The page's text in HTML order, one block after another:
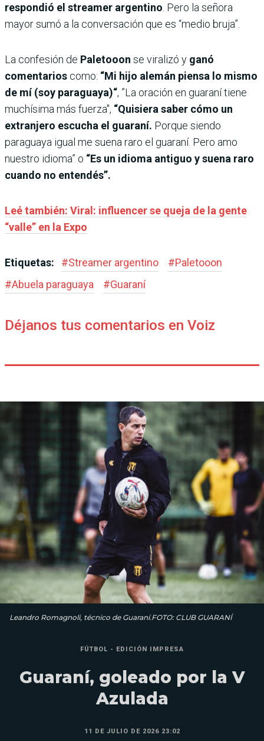
respondió el streamer argentino . Pero la señora
mayor sumó a la conversación que es “medio bruja”.
La confesión de Paletooon se viralizó y ganó
comentarios como: “Mi hijo alemán piensa lo mismo
de mí (soy paraguaya)“, ”La oración en guaraní tiene
muchísima más fuerza", “Quisiera saber cómo un
extranjero escucha el guaraní. Porque siendo
paraguaya igual me suena raro el guaraní. Pero amo
nuestro idioma” o “Es un idioma antiguo y suena raro
cuando no entendés”.
Leé también: Viral: influencer se queja de la gente
“valle” en la Expo
Etiquetas: #Streamer argentino #Paletooon
#Abuela paraguaya #Guaraní
Déjanos tus comentarios en Voiz
Leandro Romagnoli, técnico de Guaraní.FOTO: CLUB GUARANÍ
FÚTBOL - EDICIÓN IMPRESA
Guaraní, goleado por la V
Azulada
11 DE JULIO DE 2026 23:02